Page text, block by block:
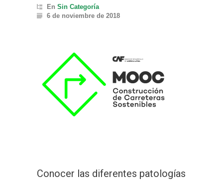
En Sin Categoría
6 de noviembre de 2018
Conocer las diferentes patologías